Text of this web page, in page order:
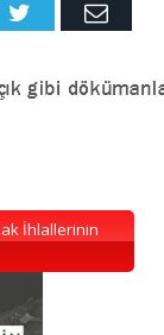
Twitter Email
İhlallerinin